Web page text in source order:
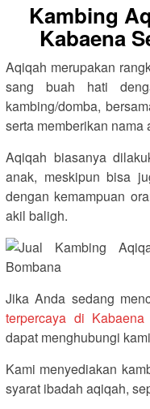
Kambing
Kabaena
Aqiqah merupakan
sang buah hati
kambing/domba,
serta memberikan nama
Aqiqah biasanya
anak, meskipun bisa
dengan kemampuan
akil baligh.
Jika Anda sedang
terpercaya di
dapat menghubungi
Kami menyediakan
syarat ibadah aqiqah,